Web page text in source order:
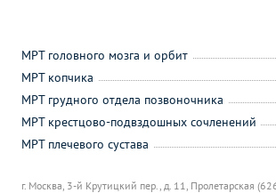
г. Москва, 3-й Крутицкий пер., д. 11, Пролетарская
МРТ головного мозга и орбит
МРТ копчика
МРТ грудного отдела позвоночника
МРТ крестцово-подвздошных сочленений
МРТ плечевого сустава